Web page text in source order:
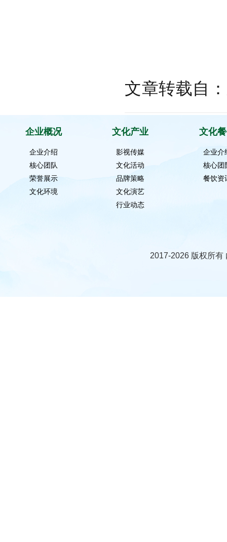
文章转载自
企业概况
企业介绍
核心团队
荣誉展示
文化环境
文化产业
影视传媒
文化活动
品牌策略
文化演艺
行业动态
文化
企业介
核心团
餐饮资
2017-2026 版权所